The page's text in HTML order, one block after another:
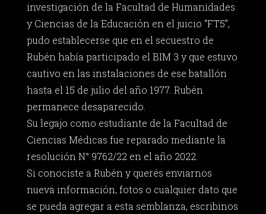
investigación de la Facultad de Humanidades
y Ciencias de la Educación en el juicio “FT5”,
pudo establecerse que en el secuestro de
Rubén había participado el BIM 3 y que estuvo
cautivo en las instalaciones de ese batallón
hasta el 15 de julio del año 1977. Rubén
permanece desaparecido.
Su legajo como estudiante de la Facultad de
Ciencias Médicas fue reparado mediante la
resolución N° 9762/22 en el año 2022.
Si conociste a Rubén y querés enviarnos
nueva información, fotos o cualquier dato que
se pueda agregar a esta semblanza, escribinos